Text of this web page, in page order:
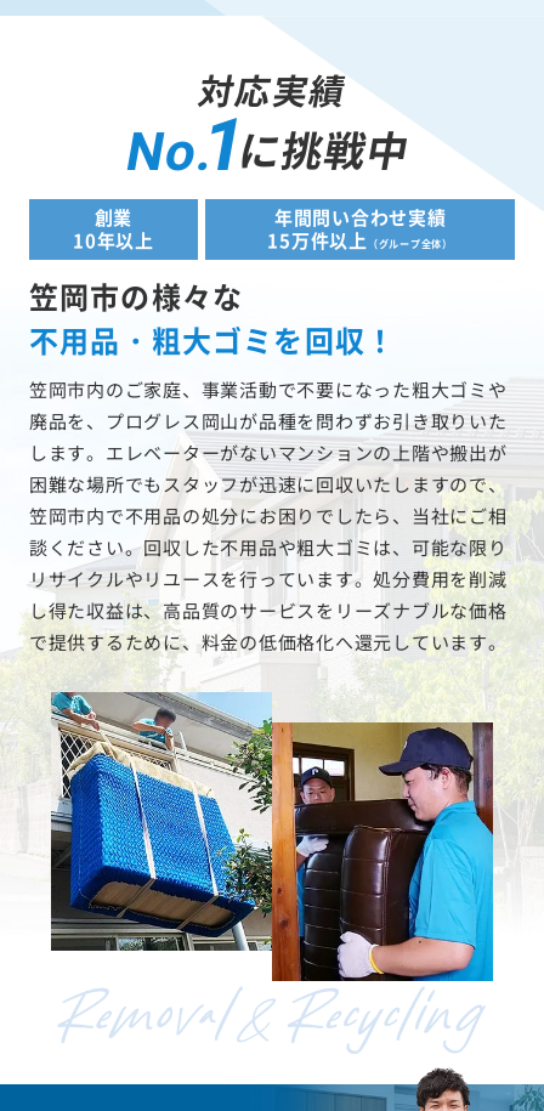
対応実績
No.1に挑戦中
創業
10年以上
年間問い合わせ実績
15万件以上
（グループ全体）
笠岡市の様々な
不用品・粗大ゴミを回収！
笠岡市内のご家庭、事業活動で不要になった粗大ゴミや
廃品を、プログレス岡山が品種を問わずお引き取りいた
します。エレベーターがないマンションの上階や搬出が
困難な場所でもスタッフが迅速に回収いたしますので、
笠岡市内で不用品の処分にお困りでしたら、当社にご相
談ください。回収した不用品や粗大ゴミは、可能な限り
リサイクルやリユースを行っています。処分費用を削減
し得た収益は、高品質のサービスをリーズナブルな価格
で提供するために、料金の低価格化へ還元しています。